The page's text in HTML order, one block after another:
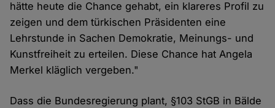
hätte heute die Chance gehabt, ein klareres Profil zu
zeigen und dem türkischen Präsidenten eine
Lehrstunde in Sachen Demokratie, Meinungs- und
Kunstfreiheit zu erteilen. Diese Chance hat Angela
Merkel kläglich vergeben."
Dass die Bundesregierung plant, §103 StGB in Bälde